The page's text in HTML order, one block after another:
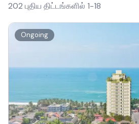
202 புதிய திட்டங்களில் 1-18
Ongoing